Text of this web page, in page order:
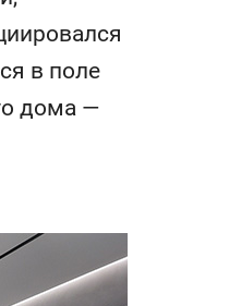
в поле
дома —
как основа
команд